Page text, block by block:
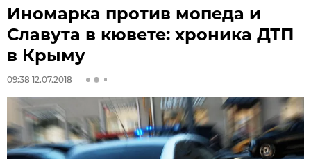
Иномарка против мопеда и
Славута в кювете: хроника ДТП
в Крыму
09:38 12.07.2018